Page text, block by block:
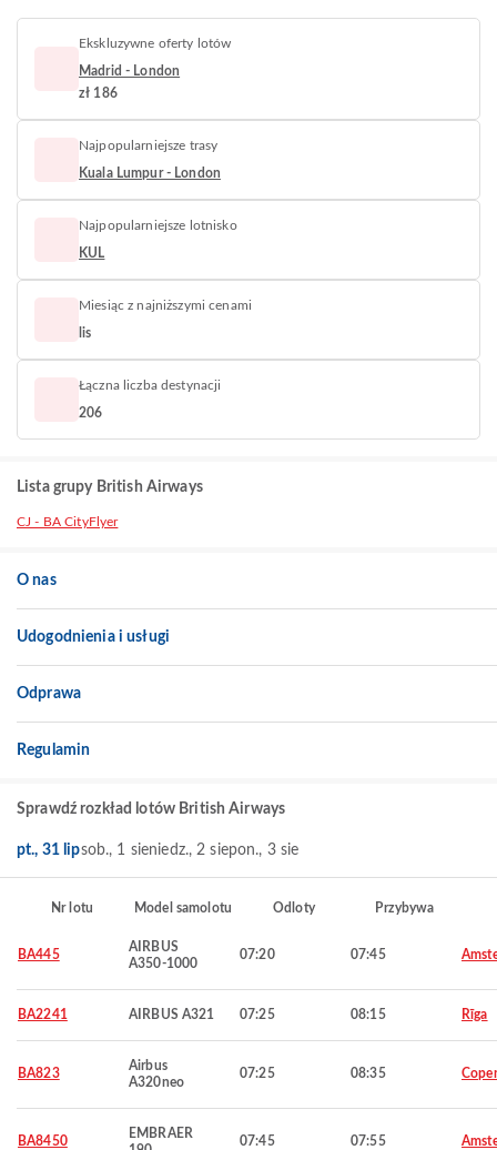
Ekskluzywne oferty lotów
Madrid - London
zł 186
Najpopularniejsze trasy
Kuala Lumpur - London
Najpopularniejsze lotnisko
KUL
Miesiąc z najniższymi cenami
lis
Łączna liczba destynacji
206
Lista grupy British Airways
CJ - BA CityFlyer
O nas
Udogodnienia i usługi
Odprawa
Regulamin
Sprawdź rozkład lotów British Airways
pt., 31 lipsob., 1 sieniedz., 2 siepon., 3 sie
Nr lotu Model samolotu Odloty Przybywa
BA445
AIRBUS
A350-1000
07:20 07:45
BA2241 AIRBUS A321 07:25 08:15 Rīga
BA823
Airbus
A320neo
07:25 08:35
BA8450
EMBRAER
07:45 07:55